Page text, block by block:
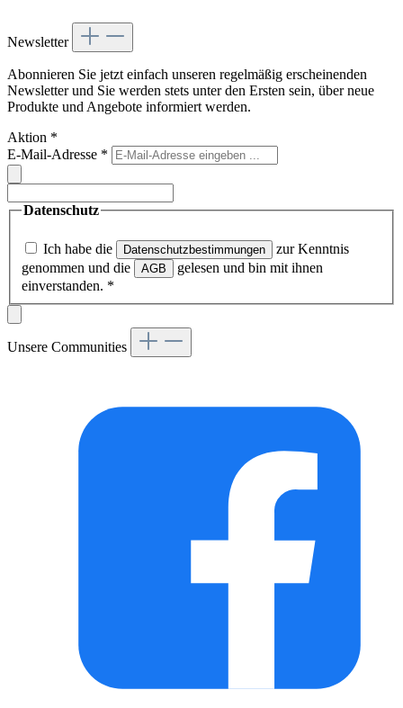
Newsletter
Abonnieren Sie jetzt einfach unseren regelmäßig erscheinenden
Newsletter und Sie werden stets unter den Ersten sein, über neue
Produkte und Angebote informiert werden.
Aktion *
E-Mail-Adresse *
Datenschutz
Ich habe die Datenschutzbestimmungen
zur Kenntnis
genommen und die
AGB
gelesen und bin mit ihnen
einverstanden. *
Unsere Communities